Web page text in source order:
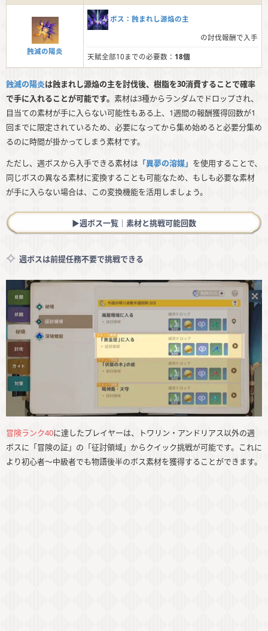
蝕滅の陽炎
ボス：蝕まれし源焔の主
の討伐報酬で入手
天賦全部10までの必要数： 18個
蝕滅の陽炎は蝕まれし源焔の主を討伐後、樹脂を30消費することで確率
で手に入れることが可能です。 素材は3種からランダムでドロップされ、
目当ての素材が手に入らない可能性もある上、1週間の報酬獲得回数が1
回までに限定されているため、必要になってから集め始めると必要分集め
るのに時間が掛かってしまう素材です。
ただし、週ボスから入手できる素材は 「異夢の溶媒」 を使用することで、
同じボスの異なる素材に変換することも可能なため、もしも必要な素材
が手に入らない場合は、この変換機能を活用しましょう。
▶︎週ボス一覧｜素材と挑戦可能回数
週ボスは前提任務不要で挑戦できる
冒険ランク40に達したプレイヤーは、トワリン・アンドリアス以外の週
ボスに「冒険の証」の「征討領域」からクイック挑戦が可能です。これに
より初心者〜中級者でも物語後半のボス素材を獲得することができます。